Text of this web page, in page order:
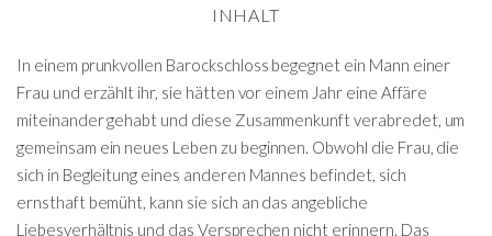
INHALT
In einem prunkvollen Barockschloss begegnet ein Mann einer
Frau und erzählt ihr, sie hätten vor einem Jahr eine Affäre
miteinander gehabt und diese Zusammenkunft verabredet, um
gemeinsam ein neues Leben zu beginnen. Obwohl die Frau, die
sich in Begleitung eines anderen Mannes befindet, sich
ernsthaft bemüht, kann sie sich an das angebliche
Liebesverhältnis und das Versprechen nicht erinnern. Das